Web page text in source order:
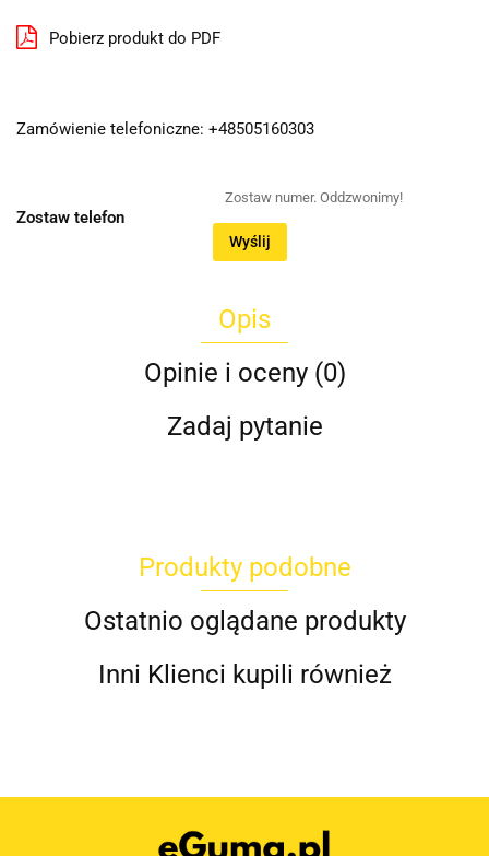
Pobierz produkt do PDF
Zamówienie telefoniczne: +48505160303
Zostaw telefon
Wyślij
Opis
Opinie i oceny (0)
Zadaj pytanie
Produkty podobne
Ostatnio oglądane produkty
Inni Klienci kupili również